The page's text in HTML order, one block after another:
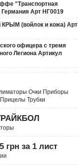
"Транспортная
Германия Арт НГ0019
КРЫМ (войлок и кожа) Арт
офицера с тремя
Легиона Артикул
Очки Приборы
Трубки
за 1 лист